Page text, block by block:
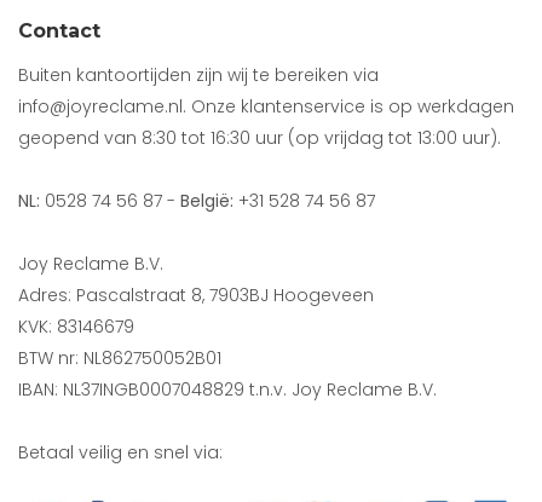
Contact
Buiten kantoortijden zijn wij te bereiken via
info@joyreclame.nl. Onze klantenservice is op werkdagen
geopend van 8:30 tot 16:30 uur (op vrijdag tot 13:00 uur).
NL: 0528 74 56 87 - België: +31 528 74 56 87
Joy Reclame B.V.
Adres: Pascalstraat 8, 7903BJ Hoogeveen
KVK: 83146679
BTW nr: NL862750052B01
IBAN: NL37INGB0007048829 t.n.v. Joy Reclame B.V.
Betaal veilig en snel via: